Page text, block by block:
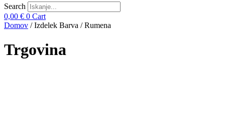
Search
0,00 € 0 Cart
Domov / Izdelek Barva / Rumena
Trgovina